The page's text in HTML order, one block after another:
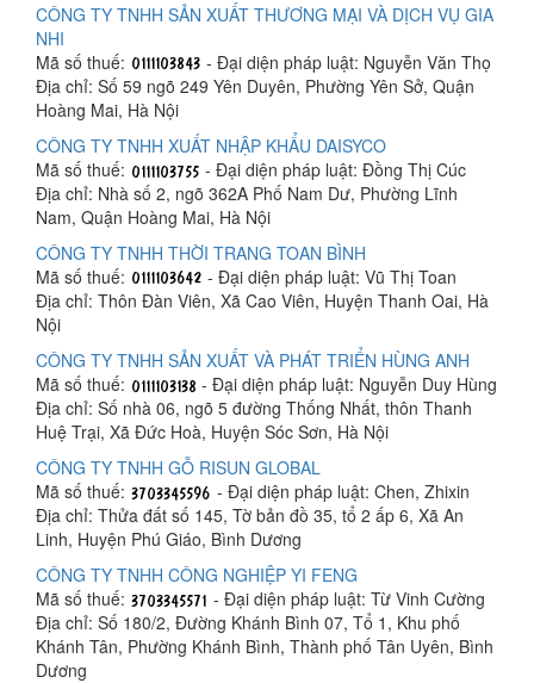
CÔNG TY TNHH SẢN XUẤT THƯƠNG MẠI VÀ DỊCH VỤ GIA
NHI
Mã số thuế:
- Đại diện pháp luật: Nguyễn Văn Thọ
Địa chỉ: Số 59 ngõ 249 Yên Duyên, Phường Yên Sở, Quận
Hoàng Mai, Hà Nội
CÔNG TY TNHH XUẤT NHẬP KHẨU DAISYCO
Mã số thuế:
- Đại diện pháp luật: Đồng Thị Cúc
Địa chỉ: Nhà số 2, ngõ 362A Phố Nam Dư, Phường Lĩnh
Nam, Quận Hoàng Mai, Hà Nội
CÔNG TY TNHH THỜI TRANG TOAN BÌNH
Mã số thuế:
- Đại diện pháp luật: Vũ Thị Toan
Địa chỉ: Thôn Đàn Viên, Xã Cao Viên, Huyện Thanh Oai, Hà
Nội
CÔNG TY TNHH SẢN XUẤT VÀ PHÁT TRIỂN HÙNG ANH
Mã số thuế:
- Đại diện pháp luật: Nguyễn Duy Hùng
Địa chỉ: Số nhà 06, ngõ 5 đường Thống Nhất, thôn Thanh
Huệ Trại, Xã Đức Hoà, Huyện Sóc Sơn, Hà Nội
CÔNG TY TNHH GỖ RISUN GLOBAL
Mã số thuế:
- Đại diện pháp luật: Chen, Zhixin
Địa chỉ: Thửa đất số 145, Tờ bản đồ 35, tổ 2 ấp 6, Xã An
Linh, Huyện Phú Giáo, Bình Dương
CÔNG TY TNHH CÔNG NGHIỆP YI FENG
Mã số thuế:
- Đại diện pháp luật: Từ Vinh Cường
Địa chỉ: Số 180/2, Đường Khánh Bình 07, Tổ 1, Khu phố
Khánh Tân, Phường Khánh Bình, Thành phố Tân Uyên, Bình
Dương